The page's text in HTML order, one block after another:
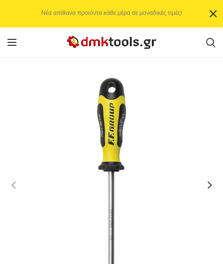
Νέα απίθανα προιόντα κάθε μέρα σε μοναδικές τιμές!